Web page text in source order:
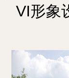
VI形象